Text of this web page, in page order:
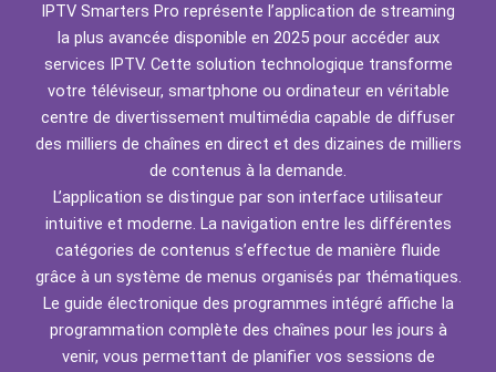
IPTV Smarters Pro représente l’application de streaming
la plus avancée disponible en 2025 pour accéder aux
services IPTV. Cette solution technologique transforme
votre téléviseur, smartphone ou ordinateur en véritable
centre de divertissement multimédia capable de diffuser
des milliers de chaînes en direct et des dizaines de milliers
de contenus à la demande.
L’application se distingue par son interface utilisateur
intuitive et moderne. La navigation entre les différentes
catégories de contenus s’effectue de manière fluide
grâce à un système de menus organisés par thématiques.
Le guide électronique des programmes intégré affiche la
programmation complète des chaînes pour les jours à
venir, vous permettant de planifier vos sessions de